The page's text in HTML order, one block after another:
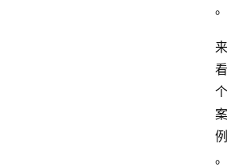
。
来
看
个
案
例
。